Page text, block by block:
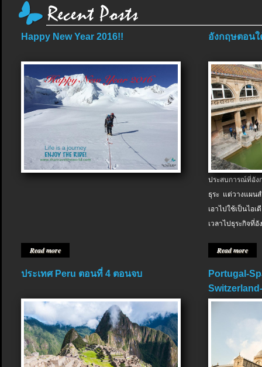
Happy New Year 2016!!
Read more
อังกฤษตอนใ
ประสบการณ์ที่อัง
ธุระ แต่วางแผน
เอาไปใช้เป็นไอ
เวลาไปธุระกิจที่อั
Read more
ประเทศ Peru ตอนที่ 4 ตอนจบ
Portugal-